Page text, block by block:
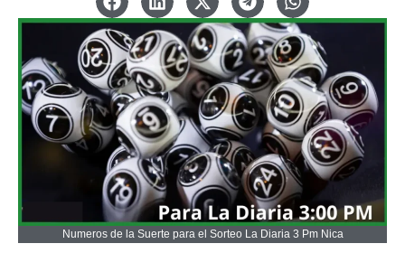
Numeros de la Suerte para el Sorteo La Diaria 3 Pm Nica